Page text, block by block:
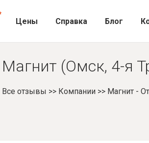
Цены Справка Блог
Магнит (Омск, 4-я
Все отзывы >> Компании>> Магнит -